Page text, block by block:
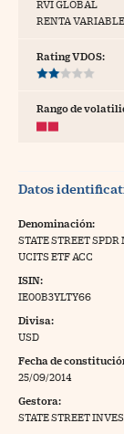
Pyme
RVI GLOBAL
RENTA VARIABLE
Rating VDOS:
Rango de
Datos
Denominación:
STATE STREET
UCITS ETF ACC
ISIN:
IE00B3YLTY66
Divisa:
USD
Fecha de
25/09/2014
Gestora:
STATE STREET